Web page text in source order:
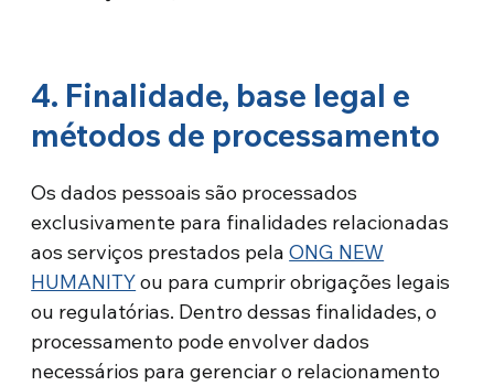
4. Finalidade, base legal e
métodos de processamento
Os dados pessoais são processados
exclusivamente para finalidades relacionadas
aos serviços prestados pelaONG NEW
HUMANITYou para cumprir obrigações legais
ou regulatórias. Dentro dessas finalidades, o
processamento pode envolver dados
necessários para gerenciar o relacionamento